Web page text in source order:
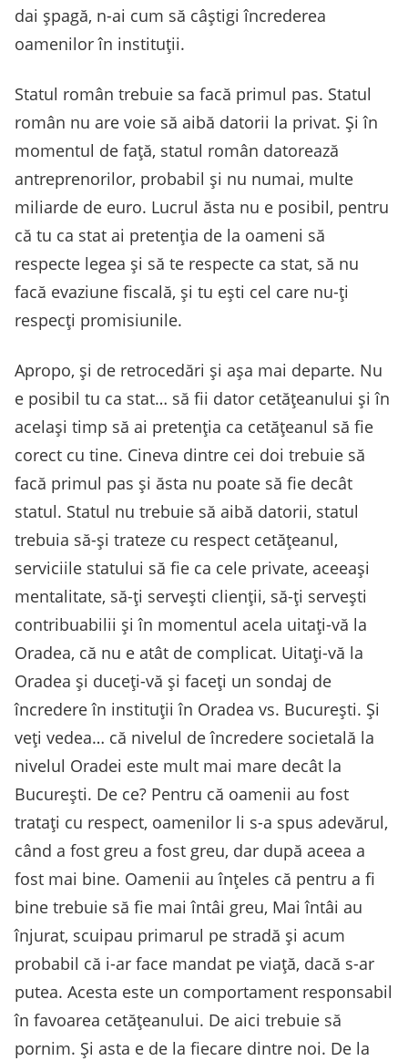
dai șpagă, n-ai cum să câștigi încrederea
oamenilor în instituții.
Statul român trebuie sa facă primul pas. Statul
român nu are voie să aibă datorii la privat. Și în
momentul de față, statul român datorează
antreprenorilor, probabil și nu numai, multe
miliarde de euro. Lucrul ăsta nu e posibil, pentru
că tu ca stat ai pretenția de la oameni să
respecte legea și să te respecte ca stat, să nu
facă evaziune fiscală, și tu ești cel care nu-ți
respecți promisiunile.
Apropo, și de retrocedări și așa mai departe. Nu
e posibil tu ca stat… să fii dator cetățeanului și în
același timp să ai pretenția ca cetățeanul să fie
corect cu tine. Cineva dintre cei doi trebuie să
facă primul pas și ăsta nu poate să fie decât
statul. Statul nu trebuie să aibă datorii, statul
trebuia să-și trateze cu respect cetățeanul,
serviciile statului să fie ca cele private, aceeași
mentalitate, să-ți servești clienții, să-ți serveşti
contribuabilii și în momentul acela uitați-vă la
Oradea, că nu e atât de complicat. Uitați-vă la
Oradea și duceți-vă și faceți un sondaj de
încredere în instituții în Oradea vs. București. Și
veți vedea… că nivelul de încredere societală la
nivelul Oradei este mult mai mare decât la
București. De ce? Pentru că oamenii au fost
tratați cu respect, oamenilor li s-a spus adevărul,
când a fost greu a fost greu, dar după aceea a
fost mai bine. Oamenii au înțeles că pentru a fi
bine trebuie să fie mai întâi greu, Mai întâi au
înjurat, scuipau primarul pe stradă și acum
probabil că i-ar face mandat pe viață, dacă s-ar
putea. Acesta este un comportament responsabil
în favoarea cetățeanului. De aici trebuie să
pornim. Și asta e de la fiecare dintre noi. De la